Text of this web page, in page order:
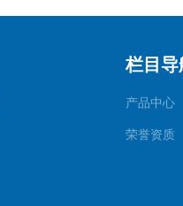
栏目导
产品中心
荣誉资质